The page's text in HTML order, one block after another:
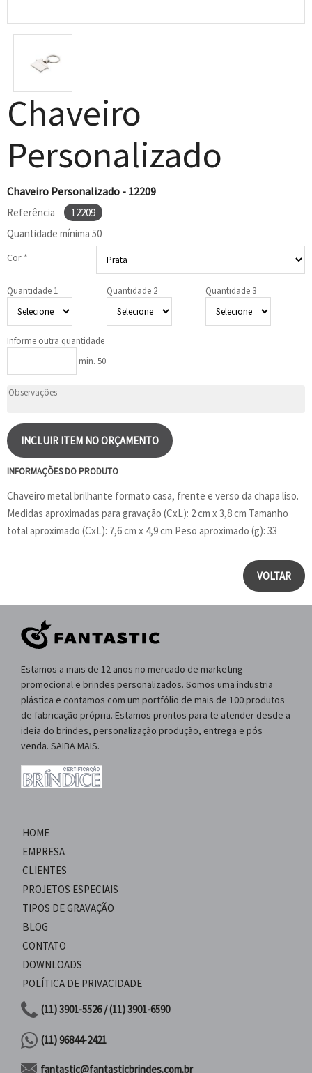
Chaveiro
Personalizado
Chaveiro Personalizado - 12209
Referência
12209
Quantidade mínima 50
Cor *
Quantidade 1 Quantidade 2 Quantidade 3
Informe outra quantidade
min. 50
INCLUIR ITEM NO ORÇAMENTO
INFORMAÇÕES DO PRODUTO
Chaveiro metal brilhante formato casa, frente e verso da chapa liso.
Medidas aproximadas para gravação (CxL): 2 cm x 3,8 cm Tamanho
total aproximado (CxL): 7,6 cm x 4,9 cm Peso aproximado (g): 33
VOLTAR
Estamos a mais de 12 anos no mercado de marketing
promocional e brindes personalizados. Somos uma industria
plástica e contamos com um portfólio de mais de 100 produtos
de fabricação própria. Estamos prontos para te atender desde a
ideia do brindes, personalização produção, entrega e pós
venda. SAIBA MAIS.
HOME
EMPRESA
CLIENTES
PROJETOS ESPECIAIS
TIPOS DE GRAVAÇÃO
BLOG
CONTATO
DOWNLOADS
POLÍTICA DE PRIVACIDADE
(11) 3901-5526 / (11) 3901-6590
(11) 96844-2421
fantastic@fantasticbrindes.com.br